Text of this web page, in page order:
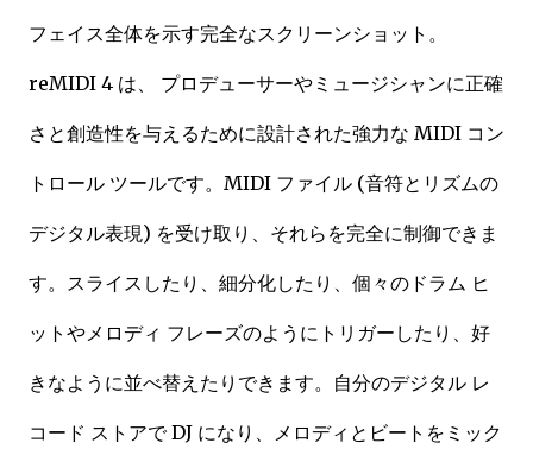
フェイス全体を示す完全なスクリーンショット。
reMIDI 4 は、 プロデューサーやミュージシャンに正確
さと創造性を与えるために設計された強力な MIDI コン
トロール ツールです。MIDI ファイル (音符とリズムの
デジタル表現) を受け取り、それらを完全に制御できま
す。スライスしたり、細分化したり、個々のドラム ヒ
ットやメロディ フレーズのようにトリガーしたり、好
きなように並べ替えたりできます。自分のデジタル レ
コード ストアで DJ になり、メロディとビートをミック